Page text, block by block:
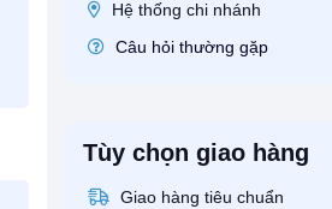
Hệ thống chi nhánh
Câu hỏi thường gặp
Tùy chọn giao hàng
Giao hàng tiêu chuẩn